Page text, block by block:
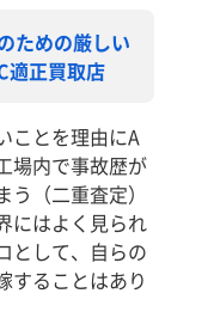
ための厳しい
適正買取店
ことを理由にA
場内で事故歴が
（二重査定）
にはよく見られ
として、自らの
することはあり